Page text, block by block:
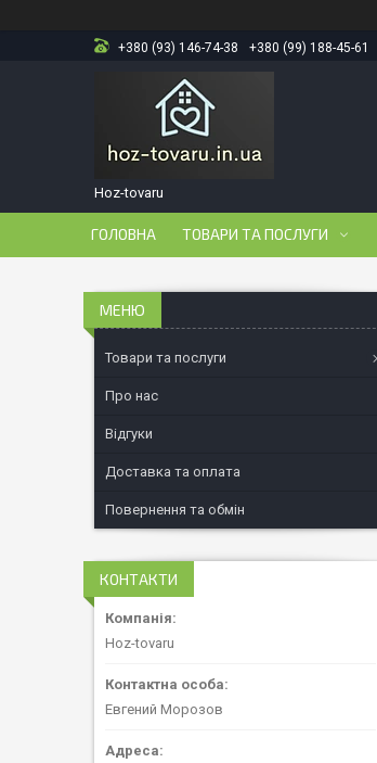
+380 (93) 146-74-38 +380 (99) 188-45-61
Hoz-tovaru
ГОЛОВНА ТОВАРИ ТА ПОСЛУГИ
Товари та послуги
Про нас
Відгуки
Доставка та оплата
Повернення та обмін
КОНТАКТИ
Hoz-tovaru
Евгений Морозов